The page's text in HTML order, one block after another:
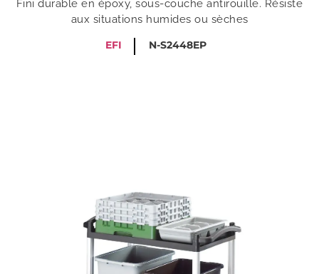
Fini durable en époxy, sous-couche antirouille. Résiste
aux situations humides ou sèches
EFI
N-S2448EP